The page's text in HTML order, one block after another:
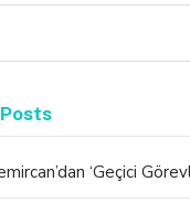
‘Geçici